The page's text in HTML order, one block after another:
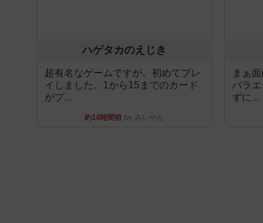
ハゲタカのえじき
超有名なゲームですが、初めてプレ
イしました。1から15までのカード
がプ...
約14時間前 by みいやん
まぁ
バラ
ずに...